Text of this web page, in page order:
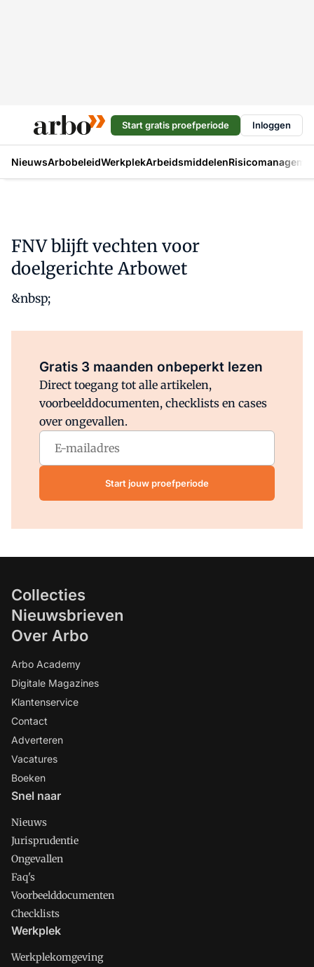
Start gratis proefperiode Inloggen
NieuwsArbobeleidWerkplekArbeidsmiddelen
FNV blijft vechten voor
doelgerichte Arbowet
&nbsp;
Gratis 3 maanden onbeperkt lezen
Direct toegang tot alle artikelen,
voorbeelddocumenten, checklists en cases
over ongevallen.
Start jouw proefperiode
Collecties
Nieuwsbrieven
Over Arbo
Arbo Academy
Digitale Magazines
Klantenservice
Contact
Adverteren
Vacatures
Boeken
Snel naar
Nieuws
Jurisprudentie
Ongevallen
Faq's
Voorbeelddocumenten
Checklists
Werkplek
Werkplekomgeving